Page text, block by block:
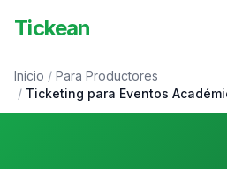
Tickean
Inicio / Para Productores
/ Ticketing para Eventos